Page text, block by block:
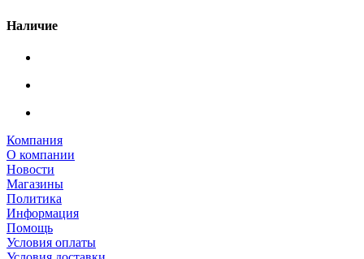
Наличие
Компания
О компании
Новости
Магазины
Политика
Информация
Помощь
Условия оплаты